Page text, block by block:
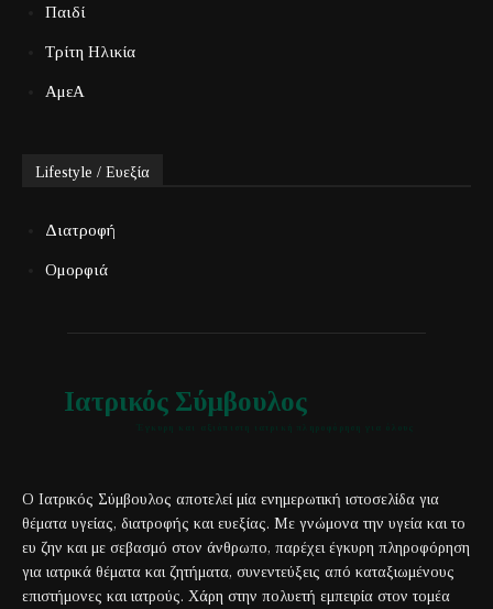
Παιδί
Τρίτη Ηλικία
ΑμεΑ
Lifestyle / Ευεξία
Διατροφή
Ομορφιά
Ιατρικός Σύμβουλος
Ο Ιατρικός Σύμβουλος αποτελεί μία ενημερωτική ιστοσελίδα για
θέματα υγείας, διατροφής και ευεξίας. Με γνώμονα την υγεία και το
ευ ζην και με σεβασμό στον άνθρωπο, παρέχει έγκυρη πληροφόρηση
για ιατρικά θέματα και ζητήματα, συνεντεύξεις από καταξιωμένους
επιστήμονες και ιατρούς. Χάρη στην πολυετή εμπειρία στον τομέα